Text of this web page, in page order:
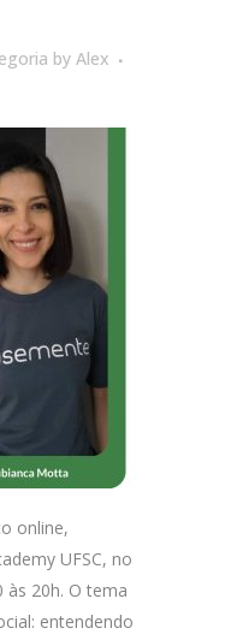
by Alex
online,
UFSC, no
às 20h. O tema
entendendo